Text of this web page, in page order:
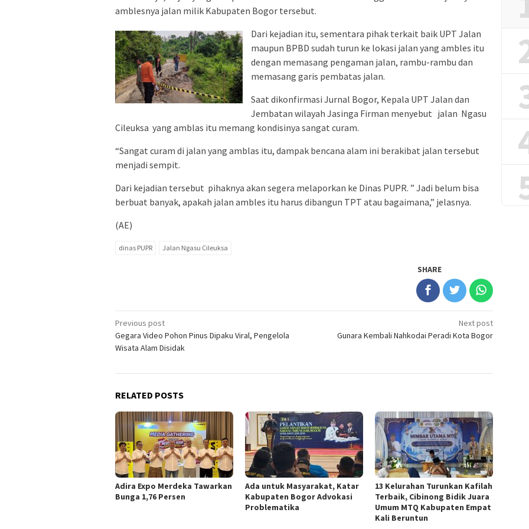
amblesnya jalan milik Kabupaten Bogor tersebut.
Dari kejadian itu, sementara pihak terkait baik UPT Jalan
maupun BPBD sudah turun ke lokasi jalan yang ambles itu
dengan memasang pengaman jalan, rambu-rambu dan
memasang garis pembatas jalan.
Saat dikonfirmasi Jurnal Bogor, Kepala UPT Jalan dan
Jembatan wilayah Jasinga Firman menyebut jalan Ngasu
Cileuksa yang amblas itu memang kondisinya sangat curam.
“Sangat curam di jalan yang amblas itu, dampak bencana alam ini berakibat jalan tersebut
menjadi sempit.
Dari kejadian tersebut pihaknya akan segera melaporkan ke Dinas PUPR. ” Jadi belum bisa
berbuat banyak, apakah jalan ambles itu harus dibangun TPT atau bagaimana,” jelasnya.
(AE)
dinas PUPR Jalan Ngasu Cileuksa
SHARE
Post
navigation
Previous post
Gegara Video Pohon Pinus Dipaku Viral, Pengelola
Wisata Alam Disidak
Next post
Gunara Kembali Nahkodai Peradi Kota Bogor
RELATED POSTS
Adira Expo Merdeka Tawarkan
Bunga 1,76 Persen
Ada untuk Masyarakat, Katar
Kabupaten Bogor Advokasi
Problematika
13 Kelurahan Turunkan Kafilah
Terbaik, Cibinong Bidik Juara
Umum MTQ Kabupaten Empat
Kali Beruntun